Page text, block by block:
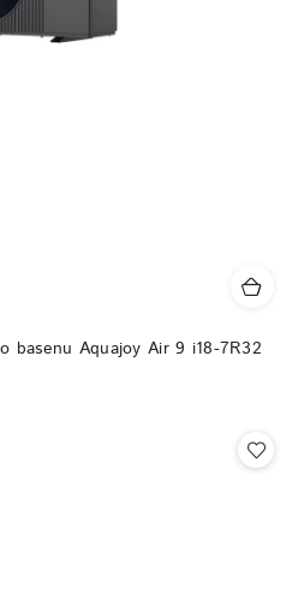
basenu Aquajoy Air 9 i18-7R32